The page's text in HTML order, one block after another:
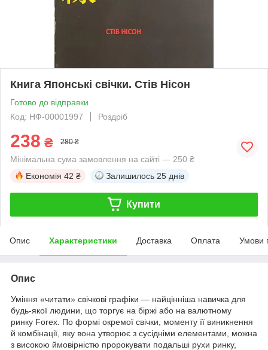
Книга Японські свічки. Стів Нісон
Готово до відправки
Код: НФ-00001997
Роздріб
238 ₴ 280 ₴
Мінімальна сума замовлення на сайті — 250 ₴
Економія 42 ₴ Залишилось 25 днів
Купити
Опис Характеристики Доставка Оплата Умови
Опис
Уміння «читати» свічкові графіки — найцінніша навичка для
будь-якої людини, що торгує на біржі або на валютному
ринку Forex. По формі окремої свічки, моменту її виникнення
й комбінації, яку вона утворює з сусідніми елементами, можна
з високою ймовірністю пророкувати подальші рухи ринку,